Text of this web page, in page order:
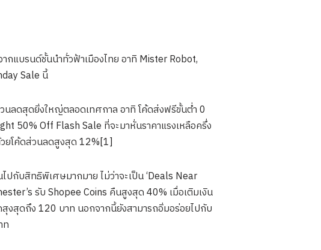
แบรนด์ชั้นนำทั่วฟ้าเมืองไทย อาทิ Mister Robot,
Sale นี้
นลดสุดยิ่งใหญ่ตลอดเทศกาล อาทิ โค้ดส่งฟรีขั้นต่ำ 0
50% Off Flash Sale ที่จะมาหั่นราคาแรงเหลือครึ่ง
ยโค้ดส่วนลดสูงสุด 12%[1]
กับสิทธิพิเศษมากมาย ไม่ว่าจะเป็น ‘Deals Near
รับ Shopee Coins คืนสูงสุด 40% เมื่อเติมเงิน
งสุดถึง 120 บาท นอกจากนี้ยังสามารถอิ่มอร่อยไปกับ
ท